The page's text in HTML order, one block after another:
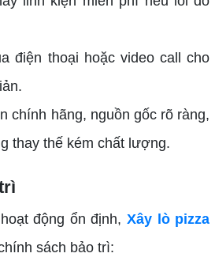
điện thoại hoặc video call cho
chính hãng, nguồn gốc rõ ràng,
thay thế kém chất lượng.
động ổn định,Xây lò pizza
sách bảo trì: